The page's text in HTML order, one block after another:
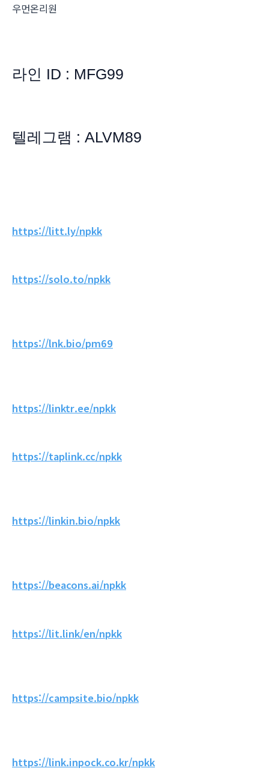
우먼온리원
라인 ID : MFG99
텔레그램 : ALVM89
https://litt.ly/npkk
https://solo.to/npkk
https://lnk.bio/pm69
https://linktr.ee/npkk
https://taplink.cc/npkk
https://linkin.bio/npkk
https://beacons.ai/npkk
https://lit.link/en/npkk
https://campsite.bio/npkk
https://link.inpock.co.kr/npkk